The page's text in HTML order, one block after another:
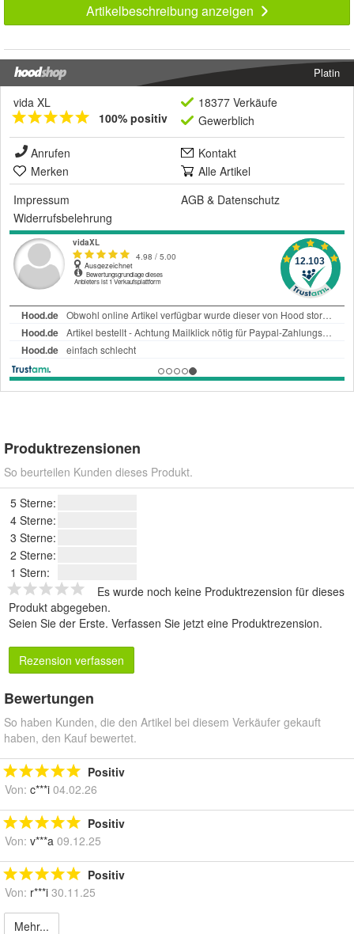
Artikelbeschreibung anzeigen
Platin
vida XL
100% positiv
18377 Verkäufe
Gewerblich
Anrufen
Kontakt
Merken
Alle Artikel
Impressum
AGB & Datenschutz
Widerrufsbelehrung
Produktrezensionen
So beurteilen Kunden dieses Produkt.
5 Sterne:
4 Sterne:
3 Sterne:
2 Sterne:
1 Stern:
Es wurde noch keine Produktrezension für dieses
Produkt abgegeben.
Seien Sie der Erste. Verfassen Sie jetzt eine Produktrezension.
Rezension verfassen
Bewertungen
So haben Kunden, die den Artikel bei diesem Verkäufer gekauft
haben, den Kauf bewertet.
Positiv
Von: c***i 04.02.26
Positiv
Von: v***a 09.12.25
Positiv
Von: r***i 30.11.25
Mehr...